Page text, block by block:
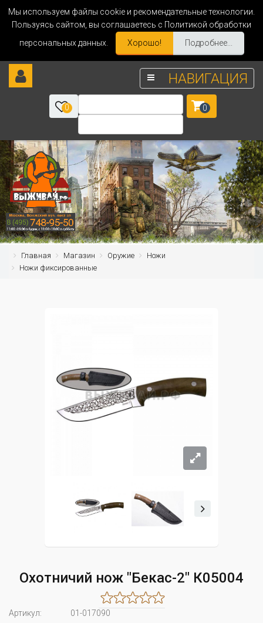
Мы используем файлы cookie и рекомендательные технологии.
Пользуясь сайтом, вы соглашаетесь с Политикой обработки
персональных данных.
Хорошо! Подробнее...
НАВИГАЦИЯ
0 0
Главная Магазин Оружие
Ножи
Ножи фиксированные
Охотничий нож "Бекас-2" К05004
Артикул:
01-017090